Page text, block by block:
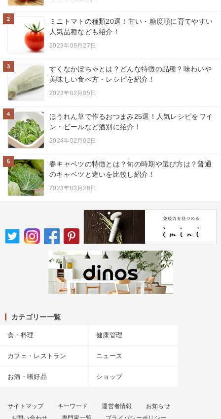
2
ミニトマトの種類20選！甘い・糖度順に育てやすい
人気品種なども紹介！
2023年09月27日
3
すくなかぼちゃとは？どんな特徴の品種？味わいや
美味しい食べ方・レシピを紹介！
2023年02月05日
4
ほうれん草で作るおつまみ25選！人気レシピをワイ
ン・ビールなど酒別に紹介！
2024年02月02日
5
春キャベツの特徴とは？旬の時期や選び方は？普通
のキャベツと違いを比較し紹介！
2023年03月28日
カテゴリー一覧
食・料理 健康管理
カフェ・レストラン ニュース
お酒・嗜好品 ショップ
サイトマップ キーワード 運営者情報
お知らせ